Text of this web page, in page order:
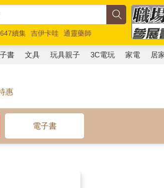
續集 吉伊卡哇
通靈藥師
動員5 超慢跑
書 文具 玩具親子 3C電玩 家電 居
惠
電子書